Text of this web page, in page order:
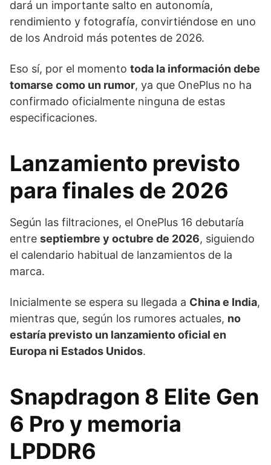
dará un importante salto en autonomía,
rendimiento y fotografía, convirtiéndose en uno
de los Android más potentes de 2026.
Eso sí, por el momento toda la información debe
tomarse como un rumor, ya que OnePlus no ha
confirmado oficialmente ninguna de estas
especificaciones.
Lanzamiento previsto
para finales de 2026
Según las filtraciones, el OnePlus 16 debutaría
entre septiembre y octubre de 2026, siguiendo
el calendario habitual de lanzamientos de la
marca.
Inicialmente se espera su llegada a China e India,
mientras que, según los rumores actuales, no
estaría previsto un lanzamiento oficial en
Europa ni Estados Unidos.
Snapdragon 8 Elite Gen
6 Pro y memoria
LPDDR6